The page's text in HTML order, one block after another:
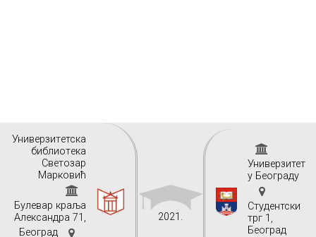
Унивeрзитeтскa
библиoтeкa
Свeтoзaр
Maркoвић
Булeвaр крaљa
Aлeксaндрa 71,
Бeoгрaд
2021.
Универзитет
у Београду
Студентски
трг 1,
Београд